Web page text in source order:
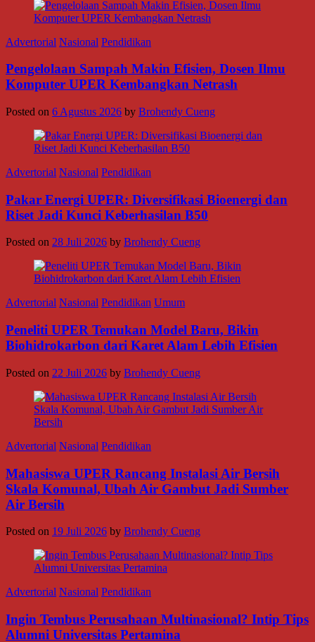
Advertorial Nasional Pendidikan
Pengelolaan Sampah Makin Efisien, Dosen Ilmu
Komputer UPER Kembangkan Netrash
Posted on 6 Agustus 2026 by Brohendy Cueng
Advertorial Nasional Pendidikan
Pakar Energi UPER: Diversifikasi Bioenergi dan
Riset Jadi Kunci Keberhasilan B50
Posted on 28 Juli 2026 by Brohendy Cueng
Advertorial Nasional Pendidikan Umum
Peneliti UPER Temukan Model Baru, Bikin
Biohidrokarbon dari Karet Alam Lebih Efisien
Posted on 22 Juli 2026 by Brohendy Cueng
Advertorial Nasional Pendidikan
Mahasiswa UPER Rancang Instalasi Air Bersih
Skala Komunal, Ubah Air Gambut Jadi Sumber
Air Bersih
Posted on 19 Juli 2026 by Brohendy Cueng
Advertorial Nasional Pendidikan
Ingin Tembus Perusahaan Multinasional? Intip Tips
Alumni Universitas Pertamina